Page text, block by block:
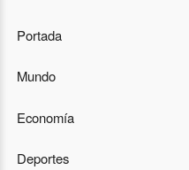
Portada
Mundo
Economía
Deportes